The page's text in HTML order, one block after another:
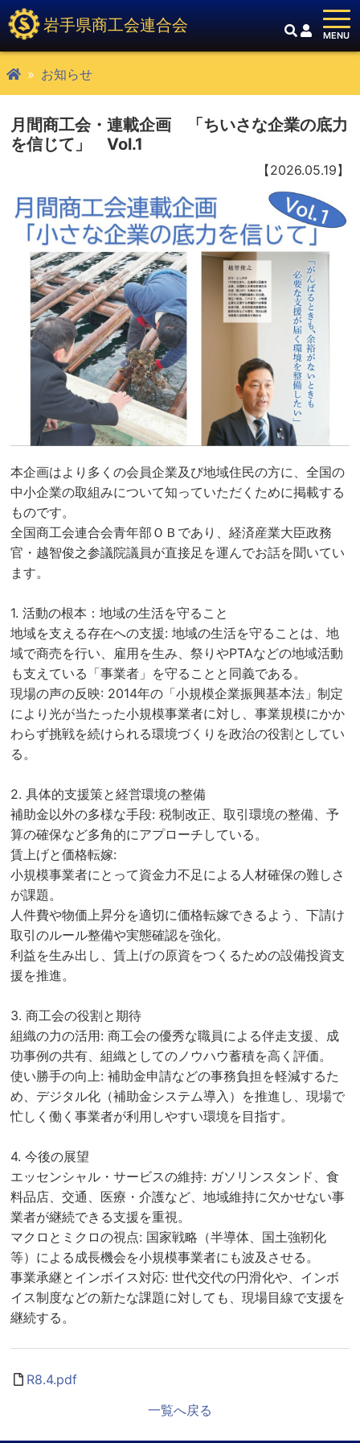
岩手県商工会連合会
お知らせ
月間商工会・連載企画 「ちいさな企業の底力
を信じて」 Vol.1
【2026.05.19】
本企画はより多くの会員企業及び地域住民の方に、全国の
中小企業の取組みについて知っていただくために掲載する
ものです。
全国商工会連合会青年部ＯＢであり、経済産業大臣政務
官・越智俊之参議院議員が直接足を運んでお話を聞いてい
ます。
1. 活動の根本：地域の生活を守ること
地域を支える存在への支援: 地域の生活を守ることは、地
域で商売を行い、雇用を生み、祭りやPTAなどの地域活動
も支えている「事業者」を守ることと同義である。
現場の声の反映: 2014年の「小規模企業振興基本法」制定
により光が当たった小規模事業者に対し、事業規模にかか
わらず挑戦を続けられる環境づくりを政治の役割としてい
る。
2. 具体的支援策と経営環境の整備
補助金以外の多様な手段: 税制改正、取引環境の整備、予
算の確保など多角的にアプローチしている。
賃上げと価格転嫁:
小規模事業者にとって資金力不足による人材確保の難しさ
が課題。
人件費や物価上昇分を適切に価格転嫁できるよう、下請け
取引のルール整備や実態確認を強化。
利益を生み出し、賃上げの原資をつくるための設備投資支
援を推進。
3. 商工会の役割と期待
組織の力の活用: 商工会の優秀な職員による伴走支援、成
功事例の共有、組織としてのノウハウ蓄積を高く評価。
使い勝手の向上: 補助金申請などの事務負担を軽減するた
め、デジタル化（補助金システム導入）を推進し、現場で
忙しく働く事業者が利用しやすい環境を目指す。
4. 今後の展望
エッセンシャル・サービスの維持: ガソリンスタンド、食
料品店、交通、医療・介護など、地域維持に欠かせない事
業者が継続できる支援を重視。
マクロとミクロの視点: 国家戦略（半導体、国土強靭化
等）による成長機会を小規模事業者にも波及させる。
事業承継とインボイス対応: 世代交代の円滑化や、インボ
イス制度などの新たな課題に対しても、現場目線で支援を
継続する。
R8.4.pdf
一覧へ戻る